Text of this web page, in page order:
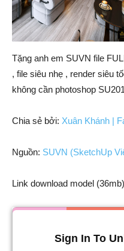
Tặng anh em SUVN file
, file siêu nhẹ , render siêu
không cần photoshop
Chia sẻ bởi: Xuân Khánh |
Nguồn: SUVN (SketchUp
Link download model
Sign In To